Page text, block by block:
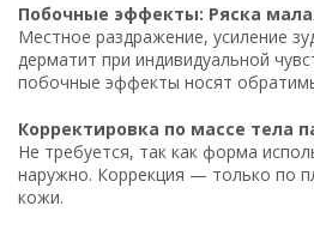
Побочные эффекты: Ряска
Местное раздражение, усиление
дерматит при индивидуальной
побочные эффекты носят
Корректировка по массе тела
Не требуется, так как форма
наружно. Коррекция — только по
кожи.